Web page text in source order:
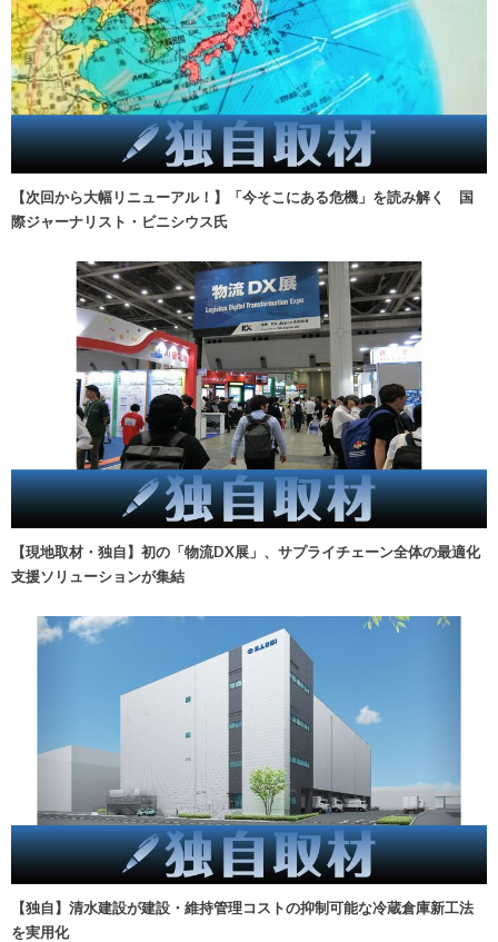
【次回から大幅リニューアル！】「今そこにある危機」を読み解く 国
際ジャーナリスト・ビニシウス氏
【現地取材・独自】初の「物流DX展」、サプライチェーン全体の最適化
支援ソリューションが集結
【独自】清水建設が建設・維持管理コストの抑制可能な冷蔵倉庫新工法
を実用化